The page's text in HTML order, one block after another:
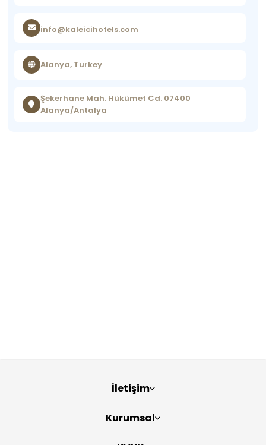
info@kaleicihotels.com
Alanya, Turkey
Şekerhane Mah. Hükümet Cd. 07400
Alanya/Antalya
İletişim
Kurumsal